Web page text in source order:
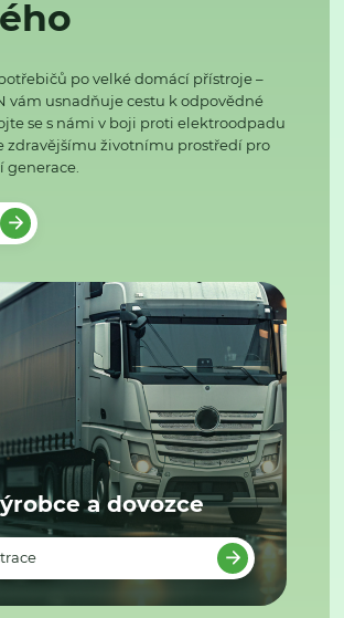
po velké domácí přístroje –
vám usnadňuje cestu k odpovědné
se s námi v boji proti elektroodpadu
zdravějšímu životnímu prostředí pro
generace.
a dovozce